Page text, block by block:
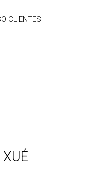
CLIENTES